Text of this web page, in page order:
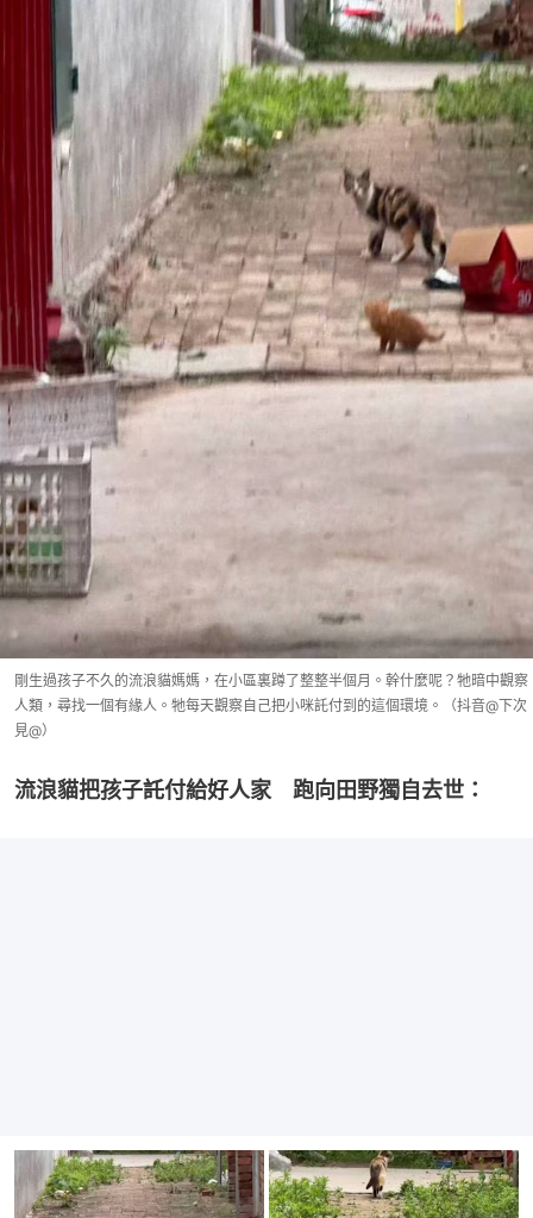
剛生過孩子不久的流浪貓媽媽，在小區裏蹲了整整半個月。幹什麼呢？牠暗中觀察
人類，尋找一個有緣人。牠每天觀察自己把小咪託付到的這個環境。（抖音@下次
見@）
流浪貓把孩子託付給好人家　跑向田野獨自去世：